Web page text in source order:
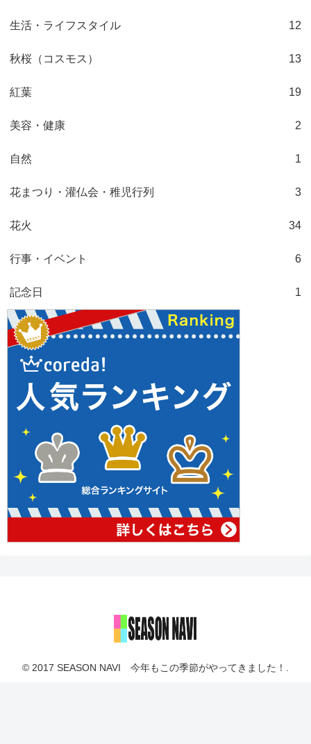
生活・ライフスタイル 12
秋桜（コスモス） 13
紅葉 19
美容・健康 2
自然 1
花まつり・灌仏会・稚児行列 3
花火 34
行事・イベント 6
記念日 1
© 2017 SEASON NAVI 今年もこの季節がやってきました！.